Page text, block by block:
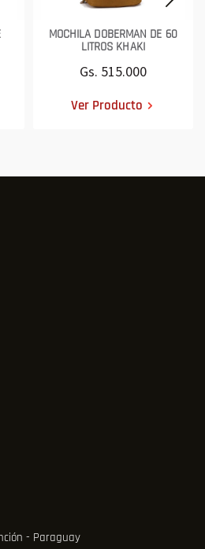
MOCHILA DOBERMAN DE 60
LITROS KHAKI
Gs. 515.000
Ver Producto
- Paraguay